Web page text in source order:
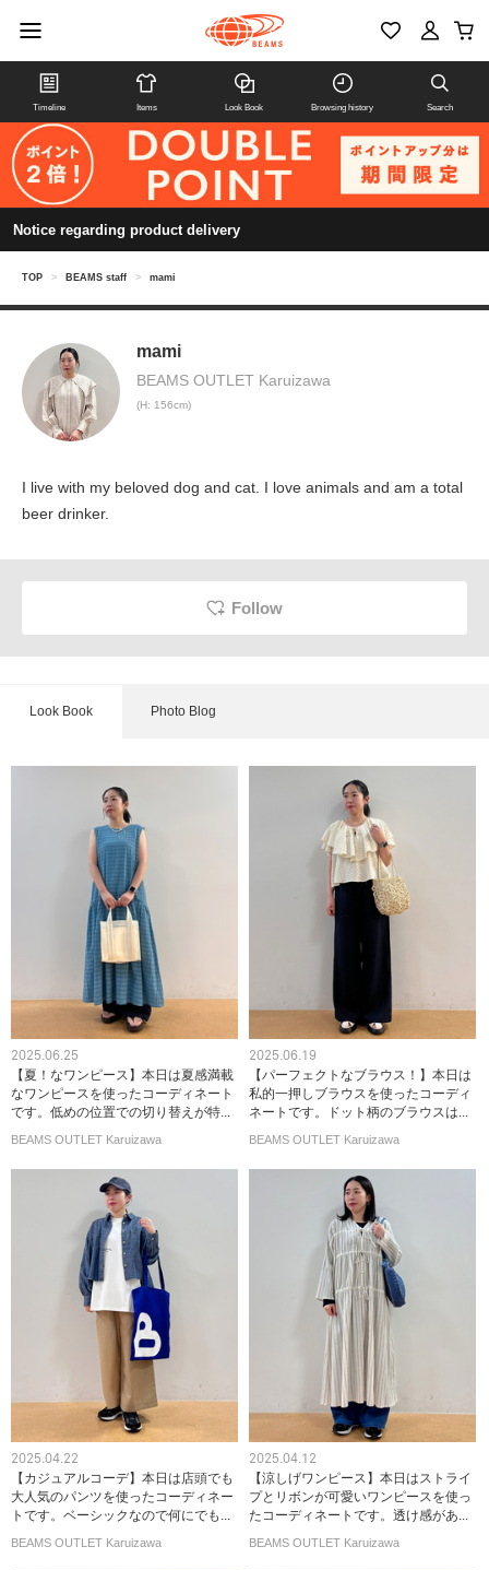
Timeline Items Look Book Browsing history Search
Notice regarding product delivery
TOP > BEAMS staff > mami
mami
BEAMS OUTLET Karuizawa
(H: 156cm)
I live with my beloved dog and cat. I love animals and am a total
beer drinker.
Follow
Look Book Photo Blog
2025.06.25
【夏！なワンピース】本日は夏感満載
なワンピースを使ったコーディネート
です。低めの位置での切り替えが特...
BEAMS OUTLET Karuizawa
2025.06.19
【パーフェクトなブラウス！】本日は
私的一押しブラウスを使ったコーディ
ネートです。ドット柄のブラウスは...
BEAMS OUTLET Karuizawa
2025.04.22
【カジュアルコーデ】本日は店頭でも
大人気のパンツを使ったコーディネー
トです。ベーシックなので何にでも...
BEAMS OUTLET Karuizawa
2025.04.12
【涼しげワンピース】本日はストライ
プとリボンが可愛いワンピースを使っ
たコーディネートです。透け感があ...
BEAMS OUTLET Karuizawa